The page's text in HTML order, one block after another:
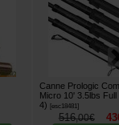
Canne Prologic
Micro 10' 3.5lbs
4)
[esc18481]
516,00€